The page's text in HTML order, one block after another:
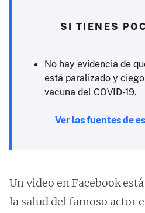
SI TIENES
No hay evidencia de
está paralizado y
vacuna del COVID-19.
Ver las fuentes de
Un video en Facebook
la salud del famoso actor